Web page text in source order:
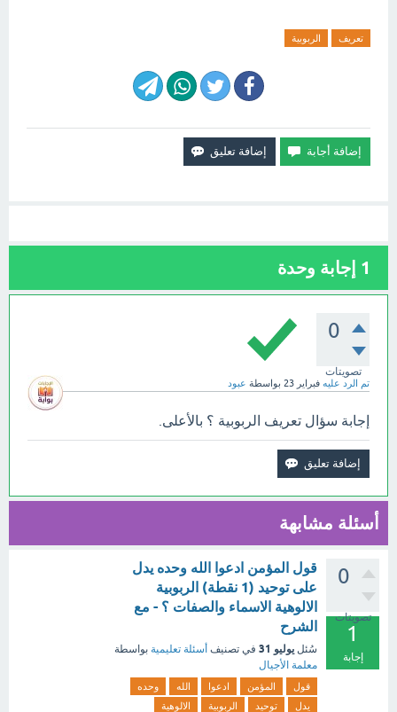
تعريف الربوبية
1 إجابة وحدة
0
تصويتات
تم الرد عليه فبراير 23 بواسطة عبود
إجابة سؤال تعريف الربوبية ؟ بالأعلى.
أسئلة مشابهة
0
تصويتات
1
إجابة
قول المؤمن ادعوا الله وحده يدل
على توحيد (1 نقطة) الربوبية
الالوهية الاسماء والصفات ؟ - مع
الشرح
سُئل يوليو 31 في تصنيف أسئلة تعليمية بواسطة
معلمة الأجيال
قول المؤمن ادعوا الله
وحده
يدل
توحيد الربوبية
الالوهية